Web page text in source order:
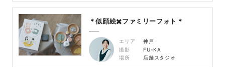
＊似顔絵✖️ファミリーフォト＊
エリア
神戸
撮影
FU-KA
場所
店舗スタジオ